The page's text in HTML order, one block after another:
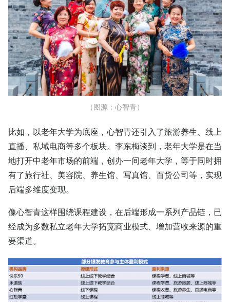
（图源：心智青）
比如，以老年大学为底座，心智青还引入了旅游养生、线上
直播、私域电商等多个板块。李东梅谈到，老年大学是在当
地打开中老年市场的前端，创办一间老年大学，等于同时拥
有了旅行社、美容院、养生馆、写真馆、百货公司等，实现
后端多维度变现。
像心智青这样围绕课程建设，在后端形成一系列产品链，已
经成为多数私立老年大学拓宽商业模式、增加营收来源的重
要渠道。